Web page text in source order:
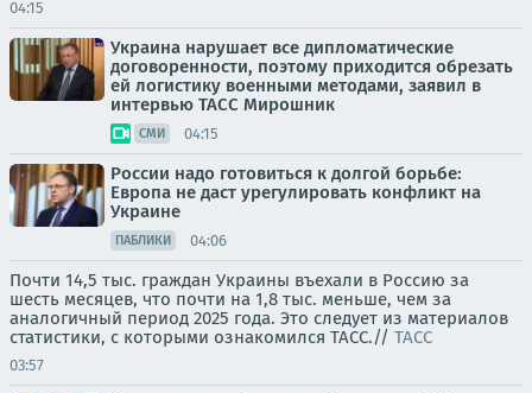
04:15
Украина нарушает все дипломатические
договоренности, поэтому приходится обрезать
ей логистику военными методами, заявил в
интервью ТАСС Мирошник
СМИ 04:15
России надо готовиться к долгой борьбе:
Европа не даст урегулировать конфликт на
Украине
ПАБЛИКИ 04:06
Почти 14,5 тыс. граждан Украины въехали в Россию за
шесть месяцев, что почти на 1,8 тыс. меньше, чем за
аналогичный период 2025 года. Это следует из материалов
статистики, с которыми ознакомился ТАСС.// ТАСС
03:57